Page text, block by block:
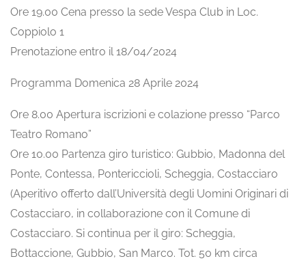
Ore 19.00 Cena presso la sede Vespa Club in Loc.
Coppiolo 1
Prenotazione entro il 18/04/2024
Programma Domenica 28 Aprile 2024
Ore 8.00 Apertura iscrizioni e colazione presso “Parco
Teatro Romano”
Ore 10.00 Partenza giro turistico: Gubbio, Madonna del
Ponte, Contessa, Pontericcioli, Scheggia, Costacciaro
(Aperitivo offerto dall’Università degli Uomini Originari di
Costacciaro, in collaborazione con il Comune di
Costacciaro. Si continua per il giro: Scheggia,
Bottaccione, Gubbio, San Marco. Tot. 50 km circa